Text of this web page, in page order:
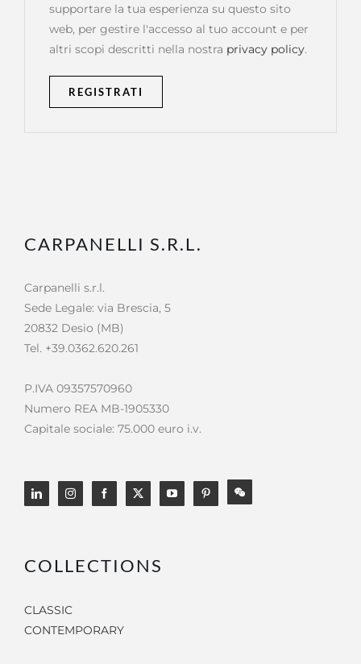
supportare la tua esperienza su questo sito
web, per gestire l'accesso al tuo account e per
altri scopi descritti nella nostra privacy policy.
REGISTRATI
CARPANELLI S.R.L.
Carpanelli s.r.l.
Sede Legale: via Brescia, 5
20832 Desio (MB)
Tel. +39.0362.620.261
P.IVA 09357570960
Numero REA MB-1905330
Capitale sociale: 75.000 euro i.v.
COLLECTIONS
CLASSIC
CONTEMPORARY